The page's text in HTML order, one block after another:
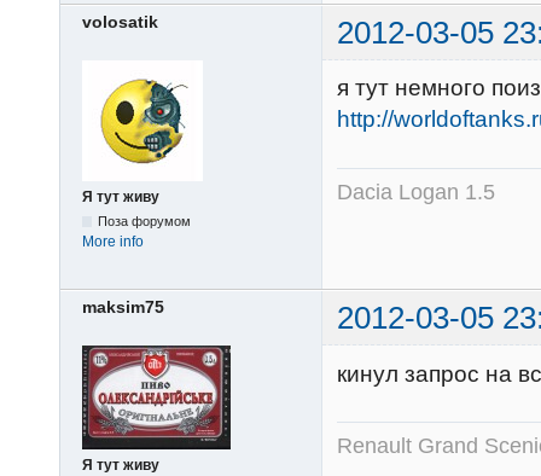
volosatik 2012-03-05
Я тут живу
Поза форумом
More info
я тут немного
http://
Dacia Logan 1.5
maksim75 2012-03-05
Я тут живу
кинул запрос на
Renault Grand